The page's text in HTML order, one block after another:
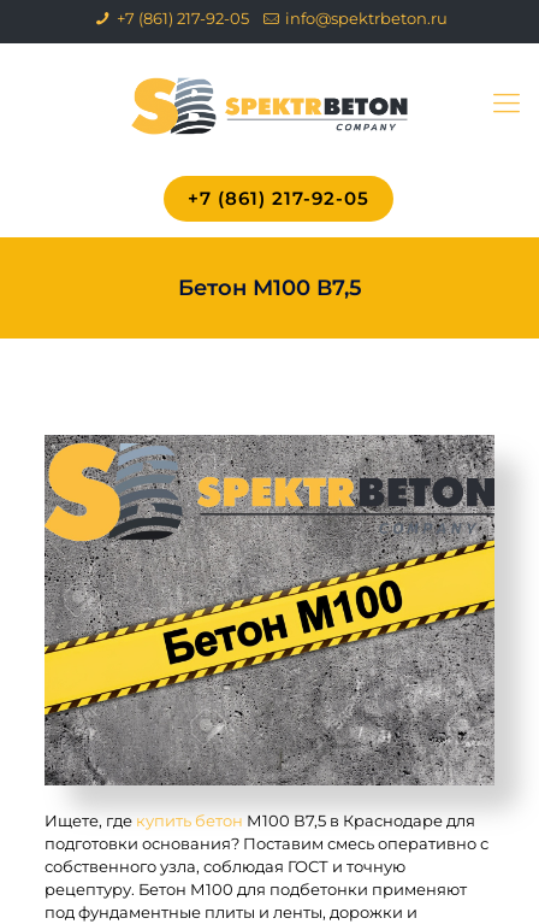
+7 (861) 217-92-05 info@spektrbeton.ru
+7 (861) 217-92-05
Бетон М100 В7,5
ПОЛУЧИТЬ
КОНСУЛЬТАЦИЮ
Ищете, где купить бетон М100 В7,5 в Краснодаре для
подготовки основания? Поставим смесь оперативно с
собственного узла, соблюдая ГОСТ и точную
рецептуру. Бетон М100 для подбетонки применяют
под фундаментные плиты и ленты, дорожки и